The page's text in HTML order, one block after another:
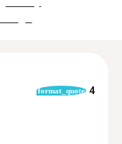
format_quote 4